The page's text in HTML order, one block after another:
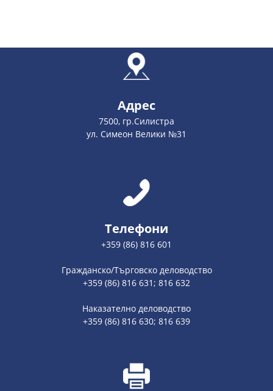
Адрес
7500, гр.Силистра
ул. Симеон Велики №31
Телефони
+359 (86) 816 601
Гражданско/Търговско деловодство
+359 (86) 816 631; 816 632
Наказателно деловодство
+359 (86) 816 630; 816 639